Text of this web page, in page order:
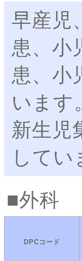
早産児
患、小
患、小
います
新生児
してい
外科
DPCコード